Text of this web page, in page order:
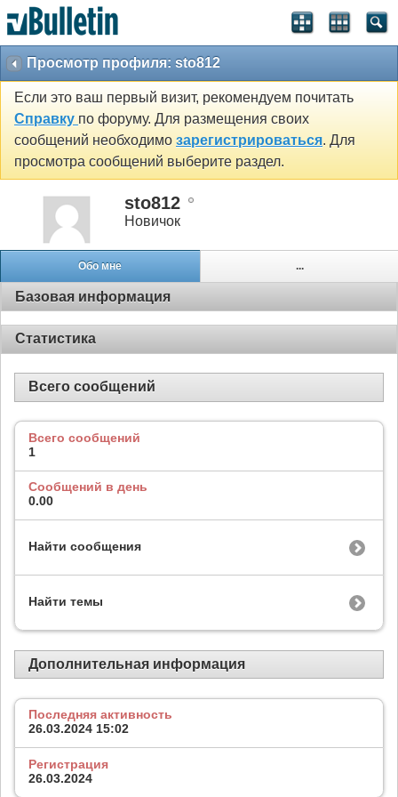
Просмотр профиля: sto812
Если это ваш первый визит, рекомендуем почитать
Справку по форуму. Для размещения своих
сообщений необходимо зарегистрироваться. Для
просмотра сообщений выберите раздел.
sto812
Новичок
Обо мне ...
Базовая информация
Статистика
Всего сообщений
Всего сообщений
1
Сообщений в день
0.00
Найти сообщения
Найти темы
Дополнительная информация
Последняя активность
26.03.2024 15:02
Регистрация
26.03.2024